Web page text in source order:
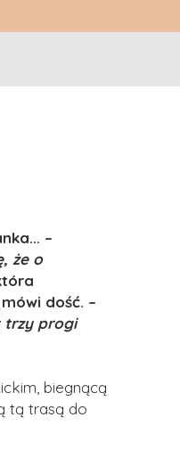
–
że o
dość. –
trzy progi
biegnącą
tą trasą do